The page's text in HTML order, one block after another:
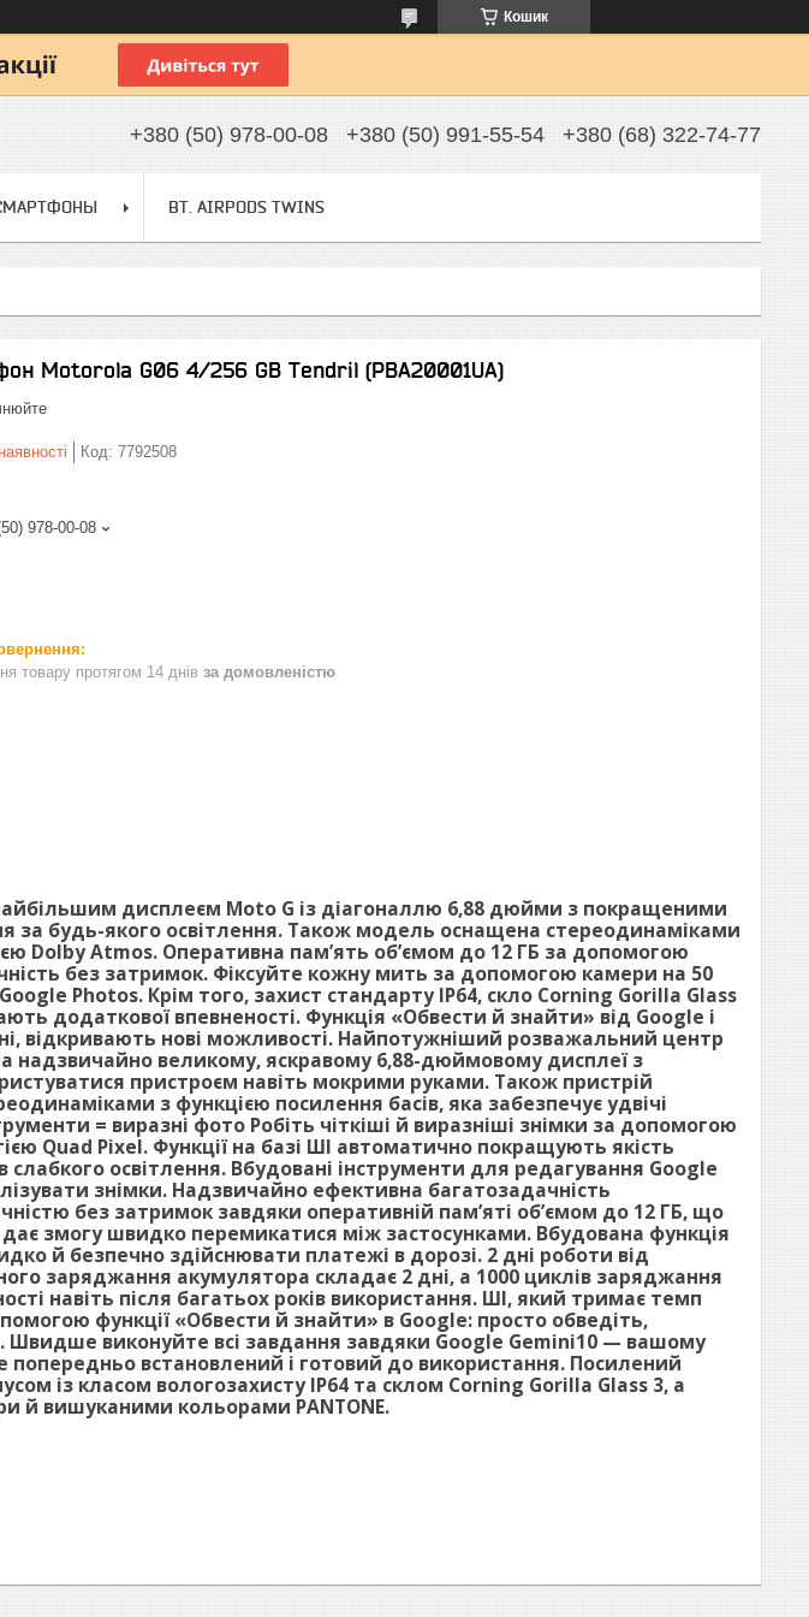
Кошик
+380 (50) 978-00-08 +380 (50) 991-55-54 +380 (68) 322-74-77
BT. AIRPODS TWINS
Motorola G06 4/256 GB Tendril (PBA20001UA)
Код: 7792508
978-00-08
товару протягом 14 днів за домовленістю
дисплеєм Moto G із діагоналлю 6,88 дюйми з покращеними
за будь-якого освітлення. Також модель оснащена стереодинаміками
Dolby Atmos. Оперативна пам’ять об’ємом до 12 ГБ за допомогою
без затримок. Фіксуйте кожну мить за допомогою камери на 50
Photos. Крім того, захист стандарту IP64, скло Corning Gorilla Glass
додаткової впевненості. Функція «Обвести й знайти» від Google і
відкривають нові можливості. Найпотужніший розважальний центр
великому, яскравому 6,88-дюймовому дисплеї з
пристроєм навіть мокрими руками. Також пристрій
з функцією посилення басів, яка забезпечує удвічі
= виразні фото Робіть чіткіші й виразніші знімки за допомогою
Quad Pixel. Функції на базі ШІ автоматично покращують якість
освітлення. Вбудовані інструменти для редагування Google
знімки. Надзвичайно ефективна багатозадачність
без затримок завдяки оперативній пам’яті об’ємом до 12 ГБ, що
змогу швидко перемикатися між застосунками. Вбудована функція
й безпечно здійснювати платежі в дорозі. 2 дні роботи від
заряджання акумулятора складає 2 дні, а 1000 циклів заряджання
навіть після багатьох років використання. ШІ, який тримає темп
функції «Обвести й знайти» в Google: просто обведіть,
Швидше виконуйте всі завдання завдяки Google Gemini10 — вашому
попередньо встановлений і готовий до використання. Посилений
із класом вологозахисту IP64 та склом Corning Gorilla Glass 3, а
й вишуканими кольорами PANTONE.